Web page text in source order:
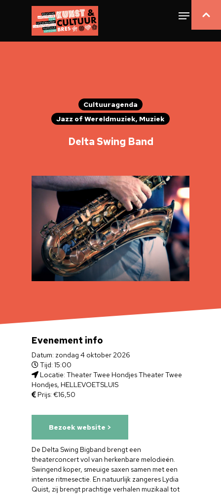
Cultuuragenda
Jazz of Wereldmuziek, Muziek
Delta Swing Band
De Delta Swing Bigband brengt een
theaterconcert vol van herkenbare melodieën.
Swingend koper, smeuige saxen samen met een
intense ritmesectie. En natuurlijk zangeres Lydia
Quist, zij brengt prachtige verhalen muzikaal tot
Evenement info
Datum: zondag 4 oktober 2026
Tijd: 15:00
Locatie: Theater Twee Hondjes Theater Twee
Hondjes, HELLEVOETSLUIS
Prijs: €16,50
Bezoek website >